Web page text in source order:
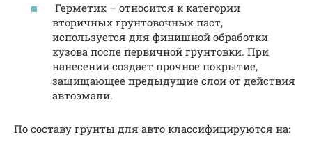
Герметик – относится к категории
вторичных грунтовочных паст,
используется для финишной обработки
кузова после первичной грунтовки. При
нанесении создает прочное покрытие,
защищающее предыдущие слои от действия
автоэмали.
По составу грунты для авто классифицируются на: